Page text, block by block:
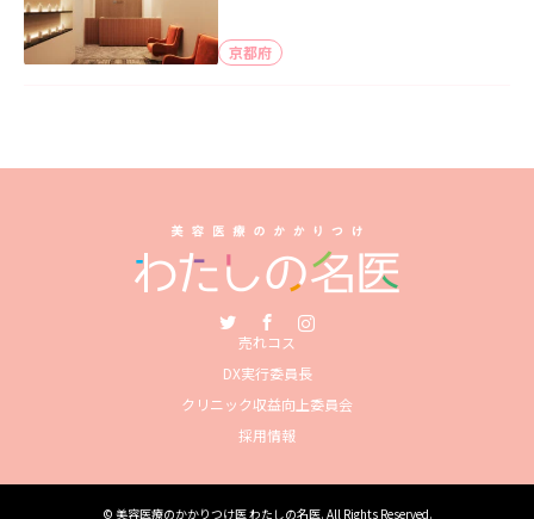
京都府
売れコス
DX実行委員長
クリニック収益向上委員会
採用情報
© 美容医療のかかりつけ医 わたしの名医. All Rights Reserved.